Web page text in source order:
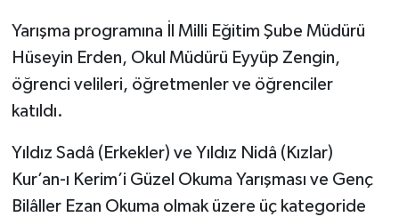
Yarışma programına İl Milli Eğitim Şube Müdürü
Hüseyin Erden, Okul Müdürü Eyyüp Zengin,
öğrenci velileri, öğretmenler ve öğrenciler
katıldı.
Yıldız Sadâ (Erkekler) ve Yıldız Nidâ (Kızlar)
Kur’an-ı Kerim’i Güzel Okuma Yarışması ve Genç
Bilâller Ezan Okuma olmak üzere üç kategoride